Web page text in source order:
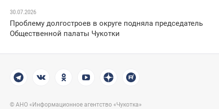
30.07.2026
Проблему долгостроев в округе подняла председатель
Общественной палаты Чукотки
© АНО «Информационное агентство «Чукотка»